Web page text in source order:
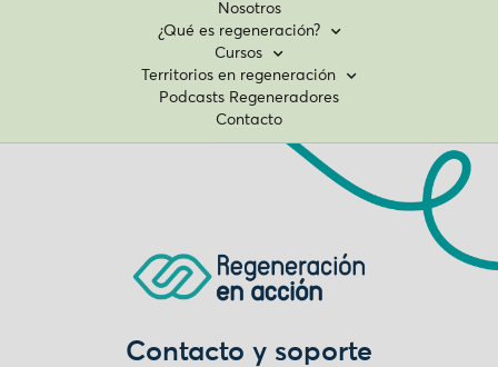
Nosotros
¿Qué es regeneración?
Cursos
Territorios en regeneración
Podcasts Regeneradores
Contacto
Contacto y soporte